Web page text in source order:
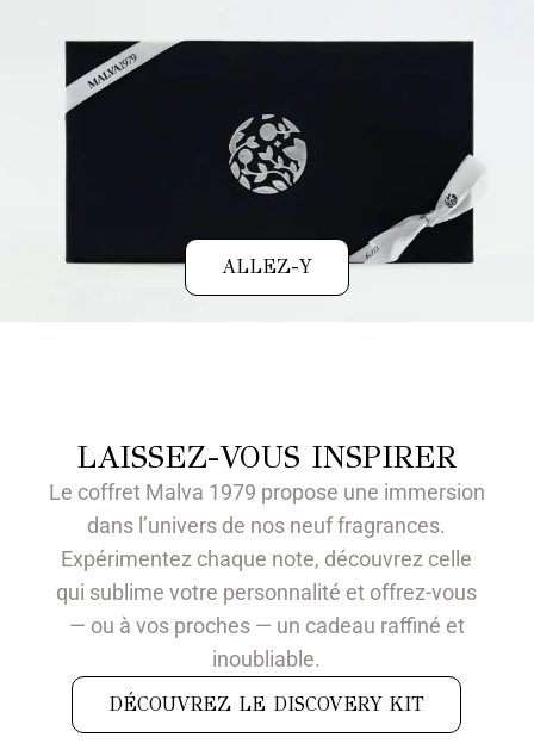
ALLEZ-Y
LAISSEZ-VOUS INSPIRER
Le coffret Malva 1979 propose une immersion
dans l’univers de nos neuf fragrances.
Expérimentez chaque note, découvrez celle
qui sublime votre personnalité et offrez-vous
— ou à vos proches — un cadeau raffiné et
inoubliable.
DÉCOUVREZ LE DISCOVERY KIT